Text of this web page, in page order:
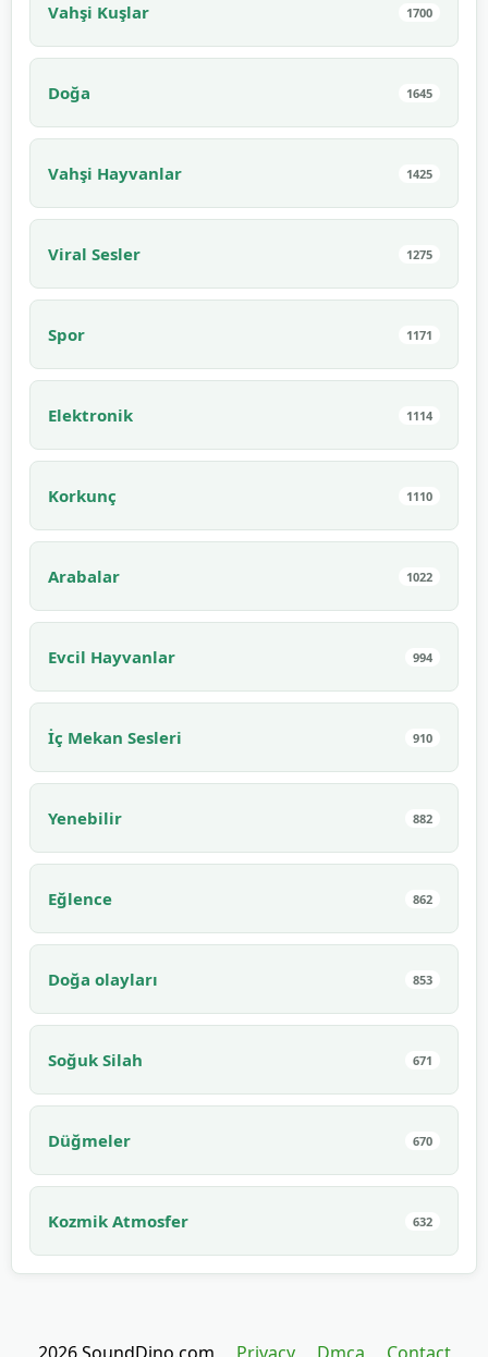
Vahşi Kuşlar 1700
Doğa 1645
Vahşi Hayvanlar 1425
Viral Sesler 1275
Spor 1171
Elektronik 1114
Korkunç 1110
Arabalar 1022
Evcil Hayvanlar 994
İç Mekan Sesleri 910
Yenebilir 882
Eğlence 862
Doğa olayları 853
Soğuk Silah 671
Düğmeler 670
Kozmik Atmosfer 632